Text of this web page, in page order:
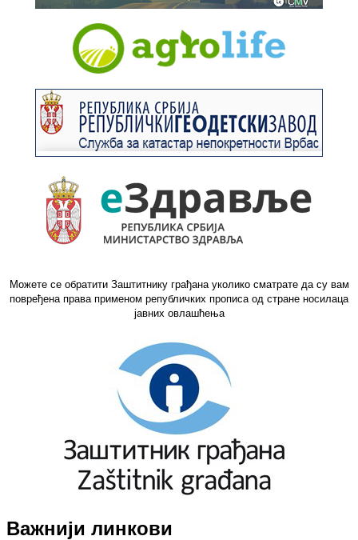
Можете се обратити Заштитнику грађана уколико сматрате да су вам
повређена права применом републичких прописа од стране носилаца
јавних овлашћења
Важнији линкови